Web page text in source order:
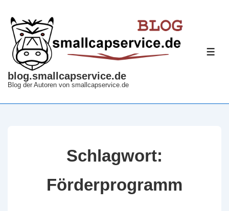
Zum
Inhalt
blog.smallcapservice.de
Blog der Autoren von smallcapservice.de
Schlagwort:
Förderprogramm